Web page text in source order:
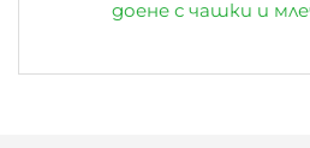
доене с чашки и